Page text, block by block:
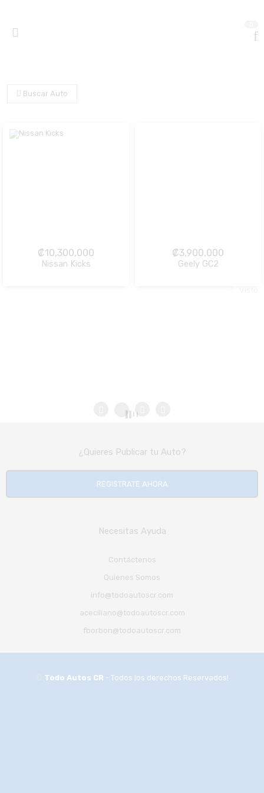
Buscar Auto
₡10,300,000
Nissan Kicks
₡3,900,000
Geely GC2
¿Quieres Publicar tu Auto?
REGISTRATE AHORA
Necesitas Ayuda
Contáctenos
Quienes Somos
info@todoautoscr.com
aceciliano@todoautoscr.com
fborbon@todoautoscr.com
Todo Autos CR - Todos los derechos Reservados!